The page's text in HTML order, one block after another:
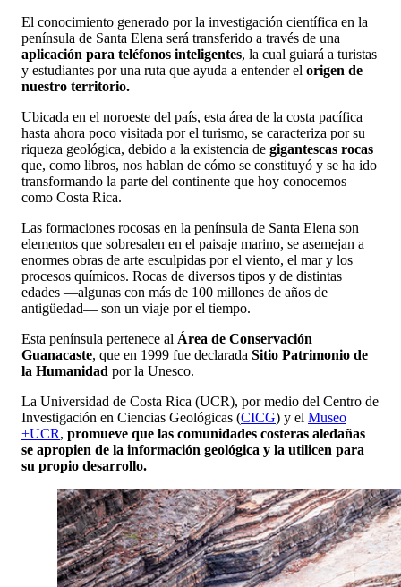
El conocimiento generado por la investigación científica en la
península de Santa Elena será transferido a través de una
aplicación para teléfonos inteligentes, la cual guiará a turistas
y estudiantes por una ruta que ayuda a entender el origen de
nuestro territorio.
Ubicada en el noroeste del país, esta área de la costa pacífica
hasta ahora poco visitada por el turismo, se caracteriza por su
riqueza geológica, debido a la existencia de gigantescas rocas
que, como libros, nos hablan de cómo se constituyó y se ha ido
transformando la parte del continente que hoy conocemos
como Costa Rica.
Las formaciones rocosas en la península de Santa Elena son
elementos que sobresalen en el paisaje marino, se asemejan a
enormes obras de arte esculpidas por el viento, el mar y los
procesos químicos. Rocas de diversos tipos y de distintas
edades ―algunas con más de 100 millones de años de
antigüedad― son un viaje por el tiempo.
Esta península pertenece al Área de Conservación
Guanacaste, que en 1999 fue declarada Sitio Patrimonio de
la Humanidad por la Unesco.
La Universidad de Costa Rica (UCR), por medio del Centro de
Investigación en Ciencias Geológicas (CICG) y el Museo
+UCR, promueve que las comunidades costeras aledañas
se apropien de la información geológica y la utilicen para
su propio desarrollo.